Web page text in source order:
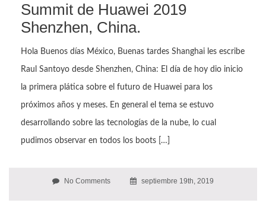
Summit de Huawei 2019
Shenzhen, China.
Hola Buenos días México, Buenas tardes Shanghai les escribe
Raul Santoyo desde Shenzhen, China: El día de hoy dio inicio
la primera plática sobre el futuro de Huawei para los
próximos años y meses. En general el tema se estuvo
desarrollando sobre las tecnologías de la nube, lo cual
pudimos observar en todos los boots […]
No Comments septiembre 19th, 2019